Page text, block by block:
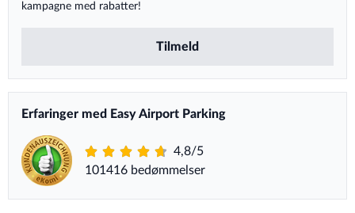
kampagne med rabatter!
Tilmeld
Erfaringer med Easy Airport Parking
4,8/5
101416 bedømmelser